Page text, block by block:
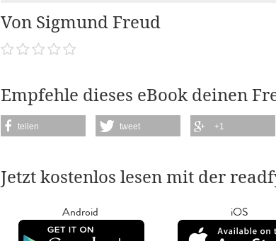
Von Sigmund Freud
Empfehle dieses eBook deinen
teilen tweet +1
Jetzt kostenlos lesen mit der
Android iOS